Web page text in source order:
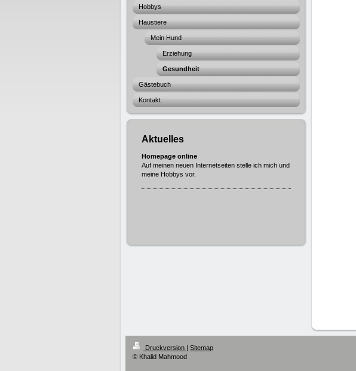
Hobbys
Haustiere
Mein Hund
Erziehung
Gesundheit
Gästebuch
Kontakt
Aktuelles
Homepage online
Auf meinen neuen Internetseiten stelle ich mich und
meine Hobbys vor.
Druckversion | Sitemap
© Khalid Mahmood